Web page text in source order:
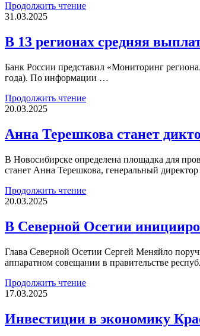
Продолжить чтение
31.03.2025
В 13 регионах средняя
Банк России представил «Мониторинг
года). По информации …
Продолжить чтение
20.03.2025
Анна Терешкова станет
В Новосибирске определена площадка для
станет Анна Терешкова, генеральный
Продолжить чтение
20.03.2025
В Северной Осетии
Глава Северной Осетии Сергей Меняйло
аппаратном совещании в правительстве
Продолжить чтение
17.03.2025
Инвестиции в экономику